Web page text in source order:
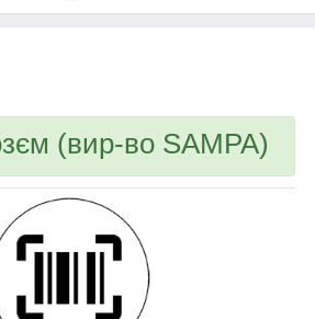
(вир-во SAMPA)